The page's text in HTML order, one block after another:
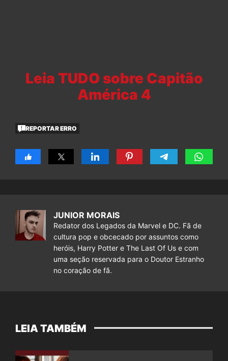
Leia TUDO sobre Capitão
América 4
REPORTAR ERRO
JUNIOR MORAIS
Redator dos Legados da Marvel e DC. Fã de
cultura pop e obcecado por assuntos como
heróis, Harry Potter e The Last Of Us e com
uma seção reservada para o Doutor Estranho
no coração de fã.
LEIA TAMBÉM